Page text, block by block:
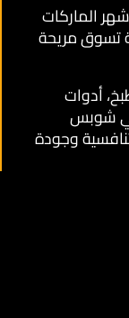
الماركات
تسوق مريحة
أدوات
في شوبس
وجودة